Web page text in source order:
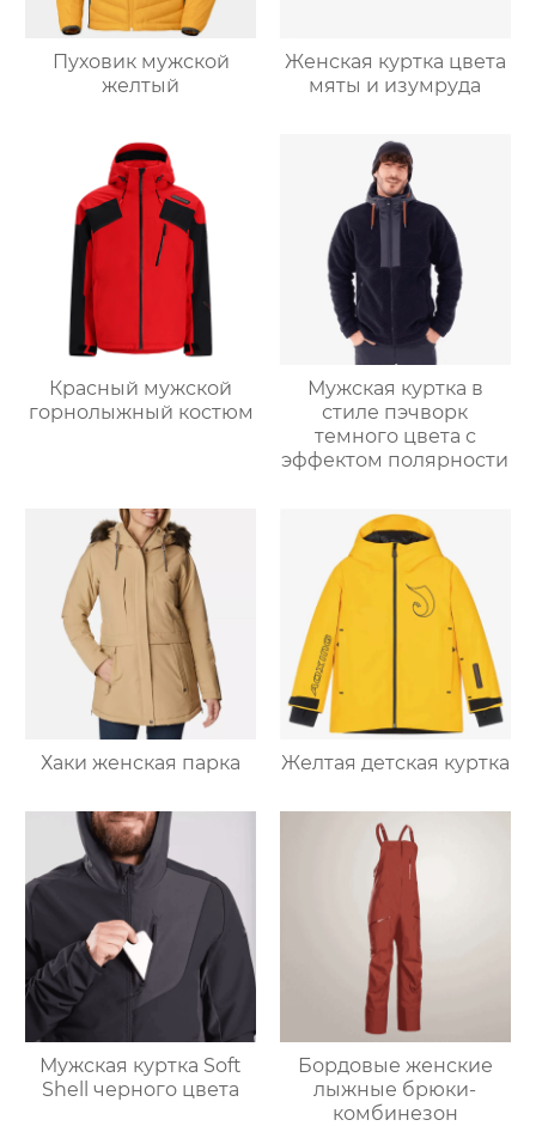
Пуховик мужской
желтый
Женская куртка цвета
мяты и изумруда
Красный мужской
горнолыжный костюм
Мужская куртка в
стиле пэчворк
темного цвета с
эффектом полярности
Хаки женская парка Желтая детская куртка
Мужская куртка Soft
Shell черного цвета
Бордовые женские
лыжные брюки-
комбинезон